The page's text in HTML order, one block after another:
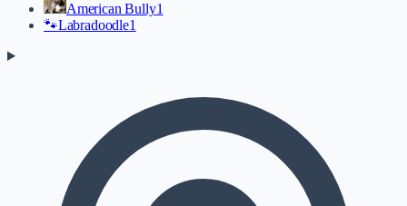
American Bully1
🐾Labradoodle1